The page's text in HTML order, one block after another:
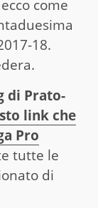
come
18.
di Prato-
link che
Pro
tutte le
di